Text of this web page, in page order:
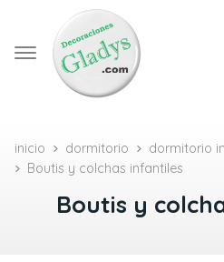
inicio dormitorio
dormitorio
Boutis y colchas infantiles
Boutis y